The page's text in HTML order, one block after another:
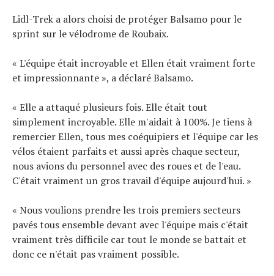
Lidl-Trek a alors choisi de protéger Balsamo pour le
sprint sur le vélodrome de Roubaix.
« L'équipe était incroyable et Ellen était vraiment forte
et impressionnante », a déclaré Balsamo.
« Elle a attaqué plusieurs fois. Elle était tout
simplement incroyable. Elle m'aidait à 100%. Je tiens à
remercier Ellen, tous mes coéquipiers et l'équipe car les
vélos étaient parfaits et aussi après chaque secteur,
nous avions du personnel avec des roues et de l'eau.
C'était vraiment un gros travail d'équipe aujourd'hui. »
« Nous voulions prendre les trois premiers secteurs
pavés tous ensemble devant avec l'équipe mais c'était
vraiment très difficile car tout le monde se battait et
donc ce n'était pas vraiment possible.